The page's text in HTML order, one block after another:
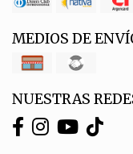
MEDIOS DE
NUESTRAS